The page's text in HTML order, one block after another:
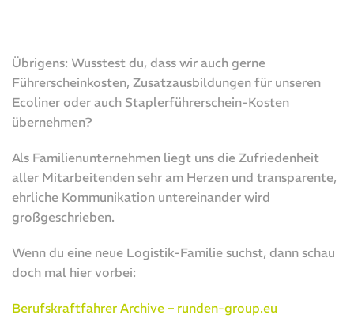
Übrigens: Wusstest du, dass wir auch gerne
Führerscheinkosten, Zusatzausbildungen für unseren
Ecoliner oder auch Staplerführerschein-Kosten
übernehmen?
Als Familienunternehmen liegt uns die Zufriedenheit
aller Mitarbeitenden sehr am Herzen und transparente,
ehrliche Kommunikation untereinander wird
großgeschrieben.
Wenn du eine neue Logistik-Familie suchst, dann schau
doch mal hier vorbei:
Berufskraftfahrer Archive – runden-group.eu